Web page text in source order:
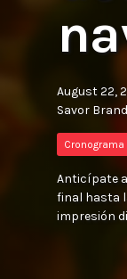
August 22,
Savor
Anticípate
final hasta
impresión